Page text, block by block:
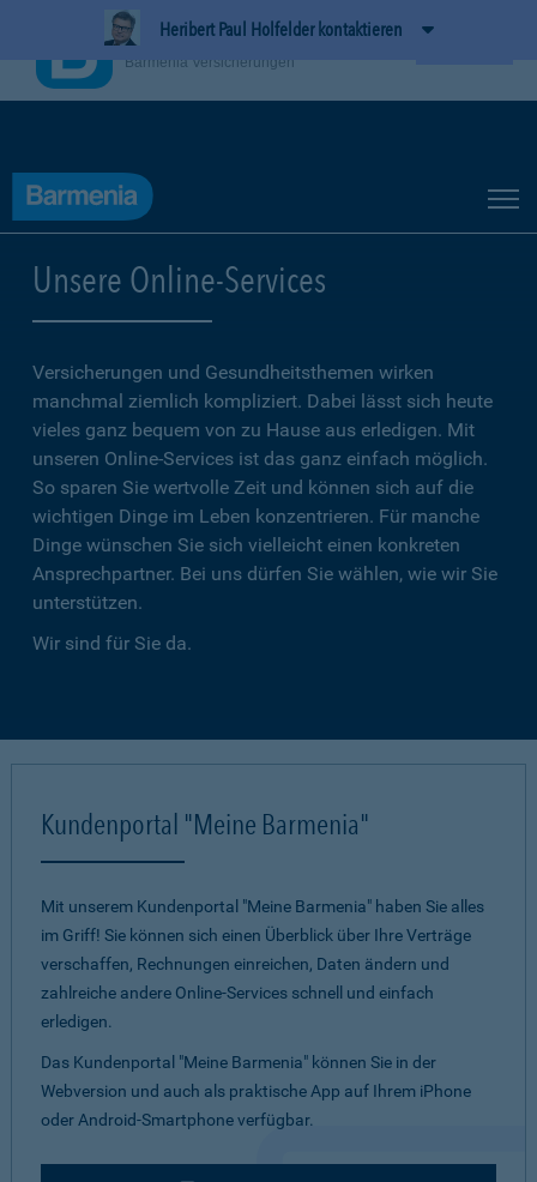
Heribert Paul Holfelder kontaktieren
Unsere Online-Services
Versicherungen und Gesundheitsthemen wirken
manchmal ziemlich kompliziert. Dabei lässt sich heute
vieles ganz bequem von zu Hause aus erledigen. Mit
unseren Online-Services ist das ganz einfach möglich.
So sparen Sie wertvolle Zeit und können sich auf die
wichtigen Dinge im Leben konzentrieren. Für manche
Dinge wünschen Sie sich vielleicht einen konkreten
Ansprechpartner. Bei uns dürfen Sie wählen, wie wir Sie
unterstützen.
Wir sind für Sie da.
Kundenportal "Meine Barmenia"
Mit unserem Kundenportal "Meine Barmenia" haben Sie alles
im Griff! Sie können sich einen Überblick über Ihre Verträge
verschaffen, Rechnungen einreichen, Daten ändern und
zahlreiche andere Online-Services schnell und einfach
erledigen.
Das Kundenportal "Meine Barmenia" können Sie in der
Webversion und auch als praktische App auf Ihrem iPhone
oder Android-Smartphone verfügbar.
BarmeniaApp
Barmenia Versicherungen